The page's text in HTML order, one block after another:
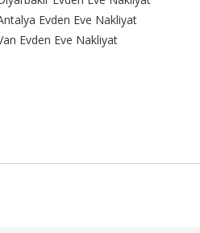
Evden Eve Nakliyat
Evden Eve Nakliyat